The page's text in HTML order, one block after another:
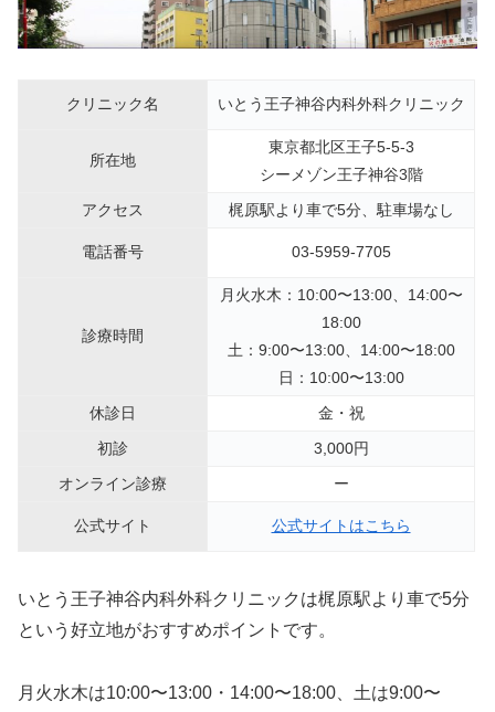
クリニック名 いとう王子神谷内科外科クリニック
所在地
東京都北区王子5-5-3
シーメゾン王子神谷3階
アクセス
梶原駅より車で5分、駐車場なし
電話番号 03-5959-7705
診療時間
月火水木：10:00〜13:00、14:00〜
18:00
土：9:00〜13:00、14:00〜18:00
日：10:00〜13:00
休診日
金・祝
初診
3,000円
オンライン診療
ー
公式サイト 公式サイトはこちら
いとう王子神谷内科外科クリニックは梶原駅より車で5分
という好立地がおすすめポイントです。
月火水木は10:00〜13:00・14:00〜18:00、土は9:00〜